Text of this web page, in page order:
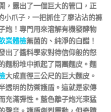
，露出了一個巨大的管口，正
爪子，一把抓住了廖沾沾的褲
炮！專門用來溶解有機發酵物
業體檢無菌的、純淨的白醋！
出了醬料學家對待信仰般的怒
麵粉堆中抓起了兩團麵皮。麵
大成直徑三公尺的巨大麵皮。
透明的防禦護盾。這就是家傳
充滿彈性。藍色離子炮光束猛